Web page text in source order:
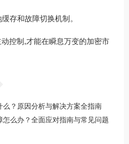
存和故障切换机制。
控制,才能在瞬息万变的加密市
么？原因分析与解决方案全指南
怎么办？全面应对指南与常见问题